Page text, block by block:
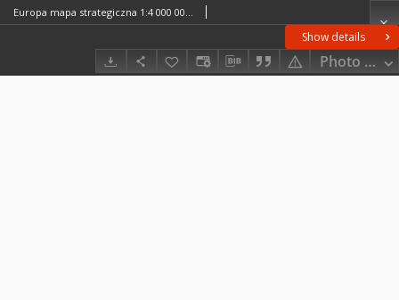
Show details
Photo
Europa mapa strategiczna 1:4 000 000. 3